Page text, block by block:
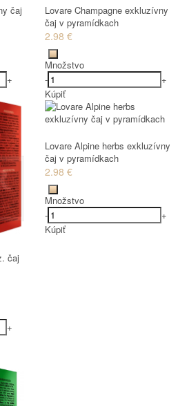
čaj
+
Lovare Champagne exkluzívny
čaj v pyramídkach
2.98 €
Množstvo
-
+
Kúpiť
čaj
+
Lovare Alpine herbs exkluzívny
čaj v pyramídkach
2.98 €
Množstvo
-
+
Kúpiť